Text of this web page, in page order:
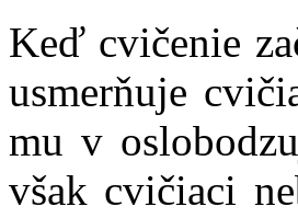
Keď cvičenie
usmerňuje
mu v
však cvičiaci